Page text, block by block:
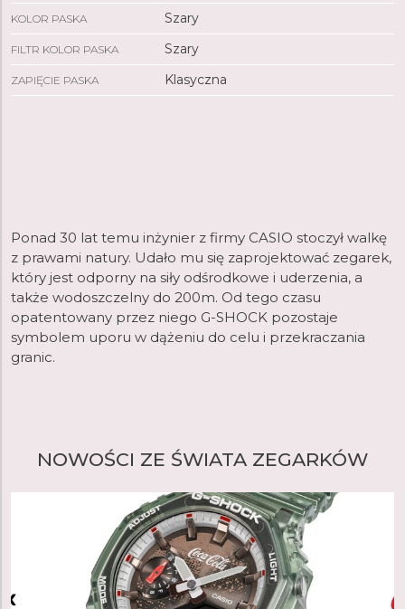
KOLOR PASKA Szary
FILTR KOLOR PASKA Szary
ZAPIĘCIE PASKA Klasyczna
Ponad 30 lat temu inżynier z firmy CASIO stoczył walkę
z prawami natury. Udało mu się zaprojektować zegarek,
który jest odporny na siły odśrodkowe i uderzenia, a
także wodoszczelny do 200m. Od tego czasu
opatentowany przez niego G-SHOCK pozostaje
symbolem uporu w dążeniu do celu i przekraczania
granic.
NOWOŚCI ZE ŚWIATA ZEGARKÓW